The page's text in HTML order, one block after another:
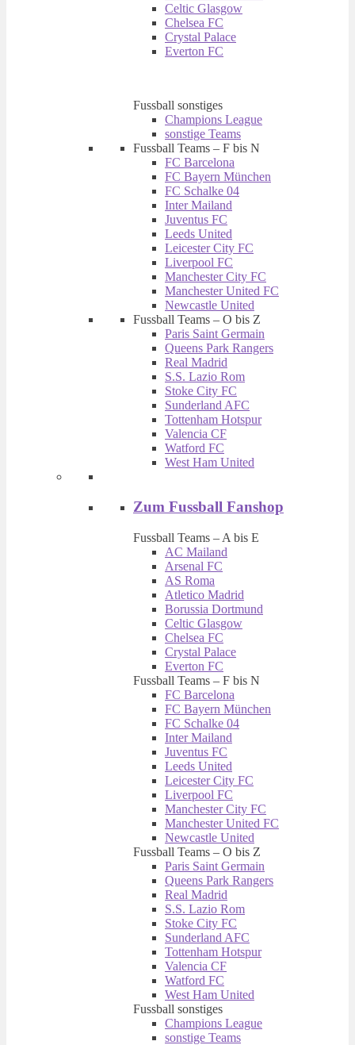
Celtic Glasgow
Chelsea FC
Crystal Palace
Everton FC
Fussball sonstiges
Champions League
sonstige Teams
Fussball Teams – F bis N
FC Barcelona
FC Bayern München
FC Schalke 04
Inter Mailand
Juventus FC
Leeds United
Leicester City FC
Liverpool FC
Manchester City FC
Manchester United FC
Newcastle United
Fussball Teams – O bis Z
Paris Saint Germain
Queens Park Rangers
Real Madrid
S.S. Lazio Rom
Stoke City FC
Sunderland AFC
Tottenham Hotspur
Valencia CF
Watford FC
West Ham United
Zum Fussball Fanshop
Fussball Teams – A bis E
AC Mailand
Arsenal FC
AS Roma
Atletico Madrid
Borussia Dortmund
Celtic Glasgow
Chelsea FC
Crystal Palace
Everton FC
Fussball Teams – F bis N
FC Barcelona
FC Bayern München
FC Schalke 04
Inter Mailand
Juventus FC
Leeds United
Leicester City FC
Liverpool FC
Manchester City FC
Manchester United FC
Newcastle United
Fussball Teams – O bis Z
Paris Saint Germain
Queens Park Rangers
Real Madrid
S.S. Lazio Rom
Stoke City FC
Sunderland AFC
Tottenham Hotspur
Valencia CF
Watford FC
West Ham United
Fussball sonstiges
Champions League
sonstige Teams